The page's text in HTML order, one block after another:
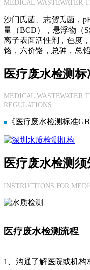
MEDICAL WASTEWATER
沙门氏菌、志贺氏菌，
量（BOD），悬浮物（
离子表面活性剂，色度
铬，六价铬，总砷，总
医疗废水检测
MEDICAL WASTEWATER
REGULATIONS
■ 《医疗废水检测标准GB
医疗废水检测须
INSTRUCTIONS FOR
医疗废水检测流程
1、沟通了解医院或机